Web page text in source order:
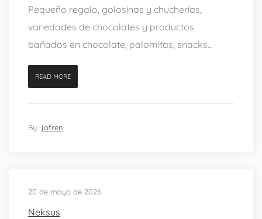
Pequeño regalo, golosinas y chucherías,
variedades de chocolates y productos
bañados en chocolate, palomitas, snacks...
READ MORE
By jofren
20 de mayo de 2026
Neksus